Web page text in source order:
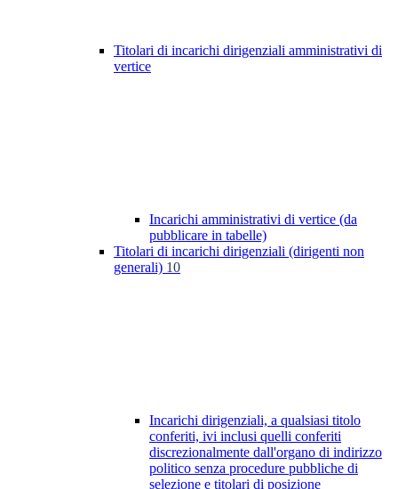
Titolari di incarichi dirigenziali amministrativi di
vertice
Incarichi amministrativi di vertice (da
pubblicare in tabelle)
Titolari di incarichi dirigenziali (dirigenti non
generali) 10
Incarichi dirigenziali, a qualsiasi titolo
conferiti, ivi inclusi quelli conferiti
discrezionalmente dall'organo di indirizzo
politico senza procedure pubbliche di
selezione e titolari di posizione